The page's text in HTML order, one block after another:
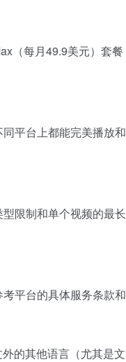
（每月49.9美元）套
平台上都能完美播放
限制和单个视频的最
平台的具体服务条款和
的其他语言（尤其是